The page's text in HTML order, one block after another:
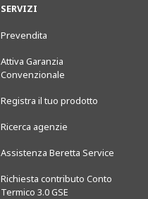
SERVIZI
Prevendita
Attiva Garanzia
Convenzionale
Registra il tuo prodotto
Ricerca agenzie
Assistenza Beretta Service
Richiesta contributo Conto
Termico 3.0 GSE